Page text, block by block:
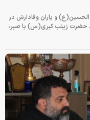
و یاران وفادارش در
حضرت زینب کبری(س) با صبر،